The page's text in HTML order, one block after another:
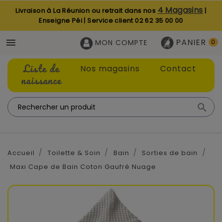
Livraison à La Réunion ou retrait dans nos 4 Magasins |
Enseigne Péi | Service client02 62 35 00 00
 PANIER 0
MON COMPTE
Liste de
naissance
Nos magasins Contact

Accueil Toilette & Soin Bain
Sorties de bain
Maxi Cape de Bain Coton Gaufré Nuage